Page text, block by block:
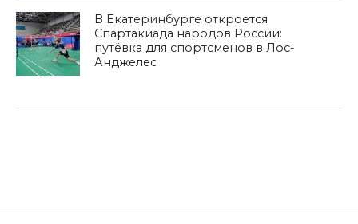
В Екатеринбурге откроется
Спартакиада народов России:
путёвка для спортсменов в Лос-
Анджелес